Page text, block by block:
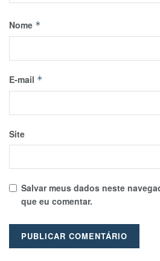
Nome *
E-mail *
Site
Salvar meus dados neste
que eu comentar.